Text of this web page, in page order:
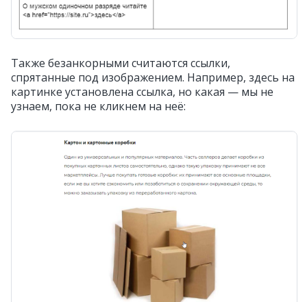
Также безанкорными считаются ссылки,
спрятанные под изображением. Например, здесь на
картинке установлена ссылка, но какая — мы не
узнаем, пока не кликнем на неё: